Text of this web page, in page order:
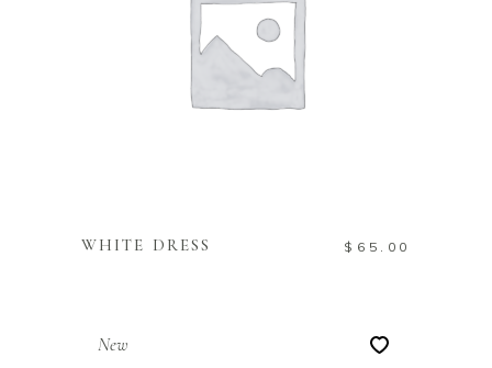
WHITE DRESS $ 65.00
New